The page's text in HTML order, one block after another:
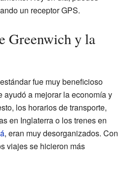
un receptor GPS.
Greenwich y la
fue muy beneficioso
ayudó a mejorar la economía y
los horarios de transporte,
en Inglaterra o los trenes en
, eran muy desorganizados. Con
viajes se hicieron más